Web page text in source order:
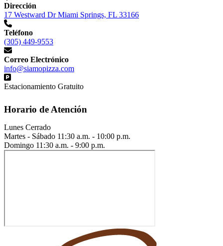
Dirección
17 Westward Dr Miami Springs, FL 33166
Teléfono
(305) 449-9553
Correo Electrónico
info@siamopizza.com
Estacionamiento Gratuito
Horario de Atención
Lunes Cerrado
Martes - Sábado 11:30 a.m. - 10:00 p.m.
Domingo 11:30 a.m. - 9:00 p.m.